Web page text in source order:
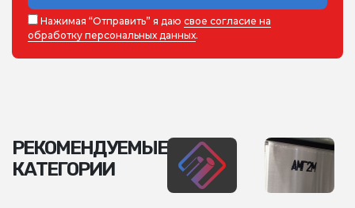
Нажимая “Отправить” я даю свое согласие на
обработку персональных данных.
РЕКОМЕНДУЕМЫЕ
КАТЕГОРИИ